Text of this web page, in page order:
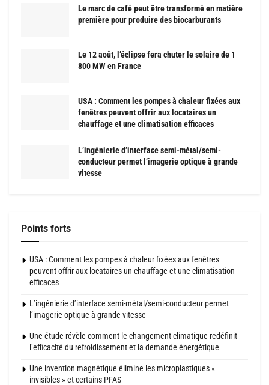
Le marc de café peut être transformé en matière
première pour produire des biocarburants
Le 12 août, l’éclipse fera chuter le solaire de 1
800 MW en France
USA : Comment les pompes à chaleur fixées aux
fenêtres peuvent offrir aux locataires un
chauffage et une climatisation efficaces
L’ingénierie d’interface semi-métal/semi-
conducteur permet l’imagerie optique à grande
vitesse
Points forts
USA : Comment les pompes à chaleur fixées aux fenêtres
peuvent offrir aux locataires un chauffage et une climatisation
efficaces
L’ingénierie d’interface semi-métal/semi-conducteur permet
l’imagerie optique à grande vitesse
Une étude révèle comment le changement climatique redéfinit
l’efficacité du refroidissement et la demande énergétique
Une invention magnétique élimine les microplastiques «
invisibles » et certains PFAS